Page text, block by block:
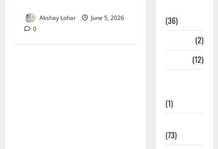
Akshay Lohar
June 5, 2026
0
(36)
(2)
(12)
(1)
(73)